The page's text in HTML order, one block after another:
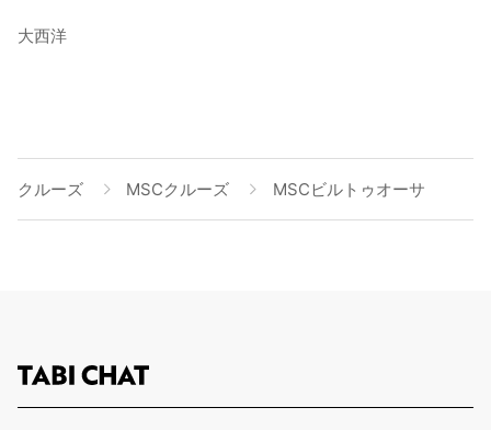
大西洋
クルーズ MSCクルーズ MSCビルトゥオーサ